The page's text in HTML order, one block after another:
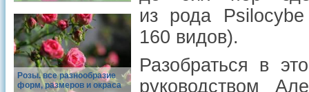
Розы. все разнообразие
форм, размеров и окраса
из рода
160 видов).
Разобраться в
руководством